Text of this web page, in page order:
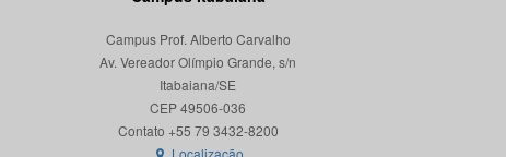
Campus Prof. Alberto Carvalho
Av. Vereador Olímpio Grande, s/n
Itabaiana/SE
CEP 49506-036
Localização